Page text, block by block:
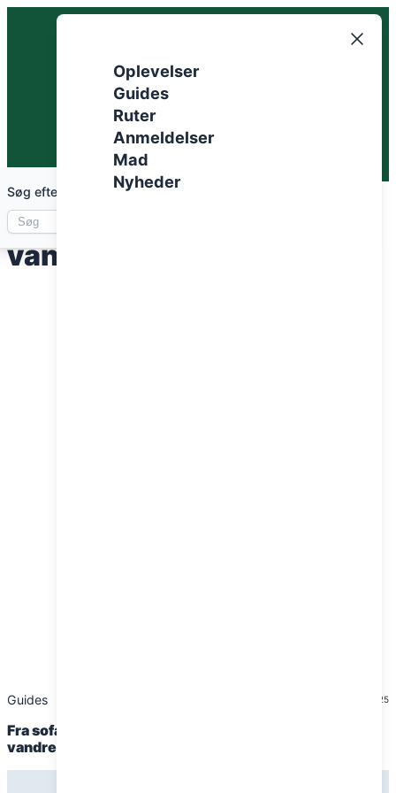
Oplevelser
Guides
Ruter
Anmeldelser
Mad
Nyheder
Søg efter artikler
Sådan planlægger du en
vandretur
Guides 23. januar 2025
Fra sofa til stier: sådan forbereder du dig til din første
vandretur